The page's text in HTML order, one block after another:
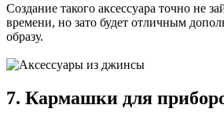
Создание такого аксессуара точно не
времени, но зато будет отличным
образу.
7. Кармашки для